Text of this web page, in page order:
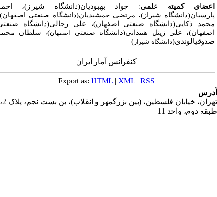
کمیته علمی:جواد بهبودیان(دانشگاه شیراز)، احمد
شیراز)، مرتضی جمشیدیان(دانشگاه صنعتی اصفهان)،
ذکایی(دانشگاه صنعتی اصفهان)، علی رجالی(دانشگاه صنعتی
علی زینل­ همدانی(دانشگاه صنعتیاصفهان)، سلطان محمد
دانشگاه شیراز )
کنفرانس آمار ایران
Export as:HTML |XML |RSS
تهران، خیابان فلسطین، (بین بزرگمهر و انقلاب)، بن بست نجم، پلاک 2،
دوم، واحد 11